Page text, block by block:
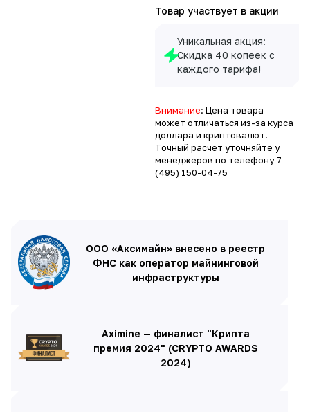
Товар участвует в акции
Уникальная акция:
Скидка 40 копеек с
каждого тарифа!
Внимание: Цена товара
может отличаться из-за курса
доллара и криптовалют.
Точный расчет уточняйте у
менеджеров по телефону7
(495) 150-04-75
ООО «Аксимайн» внесено в реестр
ФНС как оператор майнинговой
инфраструктуры
Aximine — финалист "Крипта
премия 2024" (CRYPTO AWARDS
2024)